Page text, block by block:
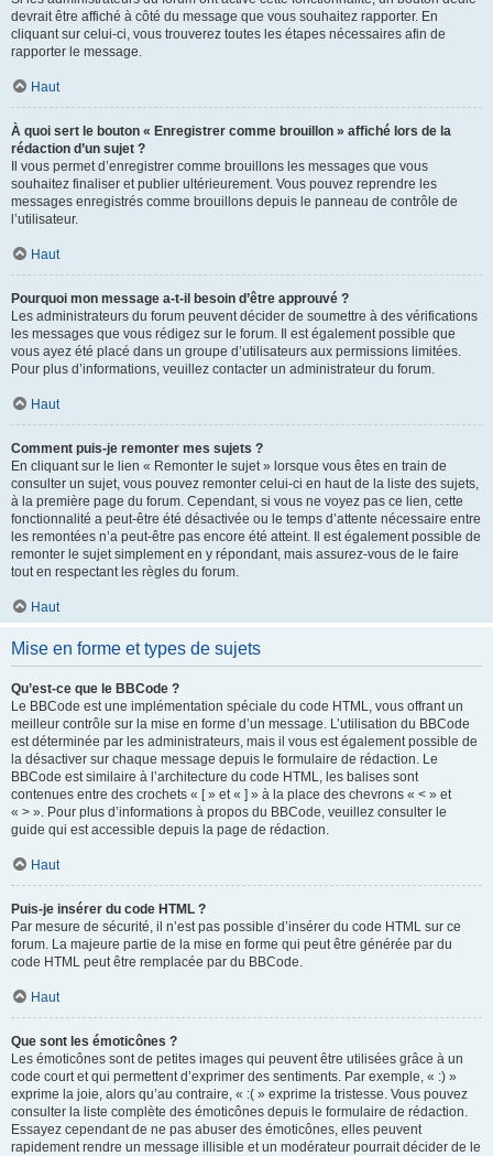
devrait être affiché à côté du message que vous souhaitez rapporter. En
cliquant sur celui-ci, vous trouverez toutes les étapes nécessaires afin de
rapporter le message.
Haut
À quoi sert le bouton « Enregistrer comme brouillon » affiché lors de la
rédaction d’un sujet ?
Il vous permet d’enregistrer comme brouillons les messages que vous
souhaitez finaliser et publier ultérieurement. Vous pouvez reprendre les
messages enregistrés comme brouillons depuis le panneau de contrôle de
l’utilisateur.
Haut
Pourquoi mon message a-t-il besoin d’être approuvé ?
Les administrateurs du forum peuvent décider de soumettre à des vérifications
les messages que vous rédigez sur le forum. Il est également possible que
vous ayez été placé dans un groupe d’utilisateurs aux permissions limitées.
Pour plus d’informations, veuillez contacter un administrateur du forum.
Haut
Comment puis-je remonter mes sujets ?
En cliquant sur le lien « Remonter le sujet » lorsque vous êtes en train de
consulter un sujet, vous pouvez remonter celui-ci en haut de la liste des sujets,
à la première page du forum. Cependant, si vous ne voyez pas ce lien, cette
fonctionnalité a peut-être été désactivée ou le temps d’attente nécessaire entre
les remontées n’a peut-être pas encore été atteint. Il est également possible de
remonter le sujet simplement en y répondant, mais assurez-vous de le faire
tout en respectant les règles du forum.
Haut
Mise en forme et types de sujets
Qu’est-ce que le BBCode ?
Le BBCode est une implémentation spéciale du code HTML, vous offrant un
meilleur contrôle sur la mise en forme d’un message. L’utilisation du BBCode
est déterminée par les administrateurs, mais il vous est également possible de
la désactiver sur chaque message depuis le formulaire de rédaction. Le
BBCode est similaire à l’architecture du code HTML, les balises sont
contenues entre des crochets « [ » et « ] » à la place des chevrons « < » et
« > ». Pour plus d’informations à propos du BBCode, veuillez consulter le
guide qui est accessible depuis la page de rédaction.
Haut
Puis-je insérer du code HTML ?
Par mesure de sécurité, il n’est pas possible d’insérer du code HTML sur ce
forum. La majeure partie de la mise en forme qui peut être générée par du
code HTML peut être remplacée par du BBCode.
Haut
Que sont les émoticônes ?
Les émoticônes sont de petites images qui peuvent être utilisées grâce à un
code court et qui permettent d’exprimer des sentiments. Par exemple, « :) »
exprime la joie, alors qu’au contraire, « :( » exprime la tristesse. Vous pouvez
consulter la liste complète des émoticônes depuis le formulaire de rédaction.
Essayez cependant de ne pas abuser des émoticônes, elles peuvent
rapidement rendre un message illisible et un modérateur pourrait décider de le